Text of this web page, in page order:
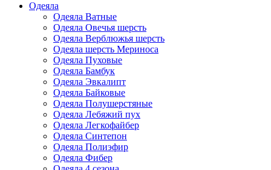
Одеяла
Одеяла Ватные
Одеяла Овечья шерсть
Одеяла Верблюжья шерсть
Одеяла шерсть Мериноса
Одеяла Пуховые
Одеяла Бамбук
Одеяла Эвкалипт
Одеяла Байковые
Одеяла Полушерстяные
Одеяла Лебяжий пух
Одеяла Легкофайбер
Одеяла Синтепон
Одеяла Полиэфир
Одеяла Фибер